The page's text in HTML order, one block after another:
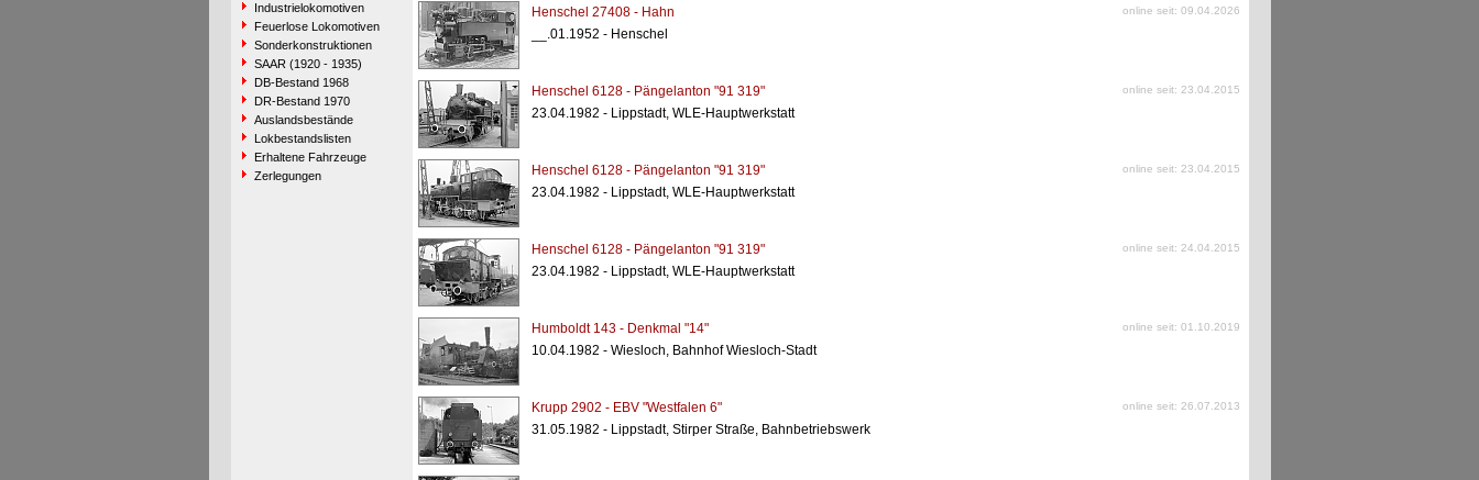
Industrielokomotiven
Feuerlose Lokomotiven
Sonderkonstruktionen
SAAR (1920 - 1935)
DB-Bestand 1968
DR-Bestand 1970
Auslandsbestände
Lokbestandslisten
Erhaltene Fahrzeuge
Zerlegungen
Henschel 27408 - Hahn online seit: 09.04.2026
__.01.1952 - Henschel
Henschel 6128 - Pängelanton "91 319" online seit: 23.04.2015
23.04.1982 - Lippstadt, WLE-Hauptwerkstatt
Henschel 6128 - Pängelanton "91 319" online seit: 23.04.2015
23.04.1982 - Lippstadt, WLE-Hauptwerkstatt
Henschel 6128 - Pängelanton "91 319" online seit: 24.04.2015
23.04.1982 - Lippstadt, WLE-Hauptwerkstatt
Humboldt 143 - Denkmal "14" online seit: 01.10.2019
10.04.1982 - Wiesloch, Bahnhof Wiesloch-Stadt
Krupp 2902 - EBV "Westfalen 6" online seit: 26.07.2013
31.05.1982 - Lippstadt, Stirper Straße, Bahnbetriebswerk